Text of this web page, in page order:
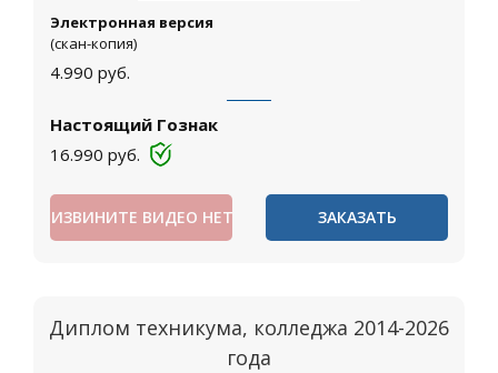
Электронная версия
(скан-копия)
4.990 руб.
Настоящий Гознак
16.990 руб.
ИЗВИНИТЕ ВИДЕО НЕТ ЗАКАЗАТЬ
Диплом техникума, колледжа 2014-2026
года